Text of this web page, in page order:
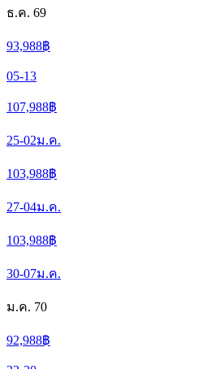
ธ.ค. 69
93,988฿
05-13
107,988฿
25-02ม.ค.
103,988฿
27-04ม.ค.
103,988฿
30-07ม.ค.
ม.ค. 70
92,988฿